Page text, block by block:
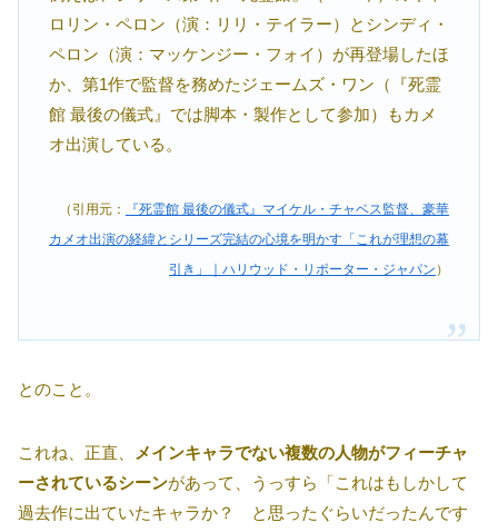
ロリン・ペロン（演：リリ・テイラー）とシンディ・
ペロン（演：マッケンジー・フォイ）が再登場したほ
か、第1作で監督を務めたジェームズ・ワン（『死霊
館 最後の儀式』では脚本・製作として参加）もカメ
オ出演している。
（引用元：
『死霊館 最後の儀式』マイケル・チャベス監督、豪華
カメオ出演の経緯とシリーズ完結の心境を明かす「これが理想の幕
引き」｜ハリウッド・リポーター・ジャパン ）
とのこと。
これね、正直、
メインキャラでない複数の人物がフィーチャ
ーされているシーンがあって、うっすら「これはもしかして
過去作に出ていたキャラか？ と思ったぐらいだったんです